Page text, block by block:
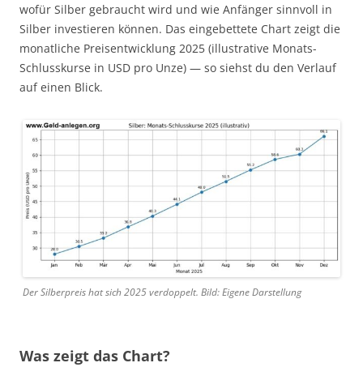
wofür Silber gebraucht wird und wie Anfänger sinnvoll in
Silber investieren können. Das eingebettete Chart zeigt die
monatliche Preisentwicklung 2025 (illustrative Monats-
Schlusskurse in USD pro Unze) — so siehst du den Verlauf
auf einen Blick.
Der Silberpreis hat sich 2025 verdoppelt. Bild: Eigene Darstellung
Was zeigt das Chart?